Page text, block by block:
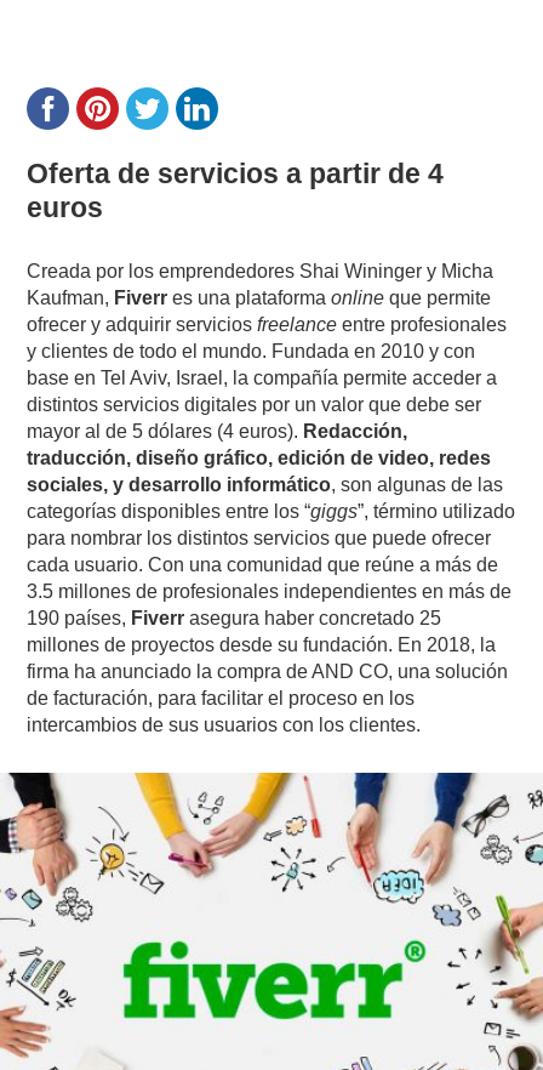
Oferta de servicios a partir de 4
euros
Creada por los emprendedores Shai Wininger y Micha
Kaufman, Fiverr es una plataforma online que permite
ofrecer y adquirir serviciosfreelance entre profesionales
y clientes de todo el mundo. Fundada en 2010 y con
base en Tel Aviv, Israel, la compañía permite acceder a
distintos servicios digitales por un valor que debe ser
mayor al de 5 dólares (4 euros). Redacción,
traducción, diseño gráfico, edición de video, redes
sociales, y desarrollo informático, son algunas de las
categorías disponibles entre los “giggs”, término utilizado
para nombrar los distintos servicios que puede ofrecer
cada usuario. Con una comunidad que reúne a más de
3.5 millones de profesionales independientes en más de
190 países, Fiverr asegura haber concretado 25
millones de proyectos desde su fundación. En 2018, la
firma ha anunciado la compra de AND CO, una solución
de facturación, para facilitar el proceso en los
intercambios de sus usuarios con los clientes.